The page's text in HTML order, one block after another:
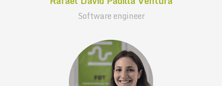
Software engineer